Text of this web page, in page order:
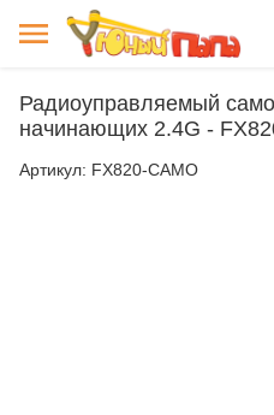
Радиоуправляемый
начинающих 2.4G -
Артикул: FX820-CAMO